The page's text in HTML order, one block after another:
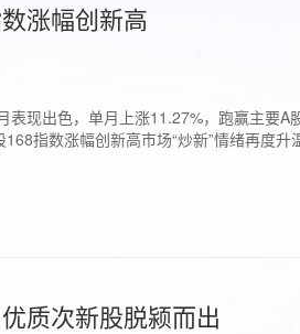
涨幅创新高
现出色，单月上涨11.27%，跑赢主要
指数涨幅创新高市场“炒新”情绪再度
质次新股脱颍而出